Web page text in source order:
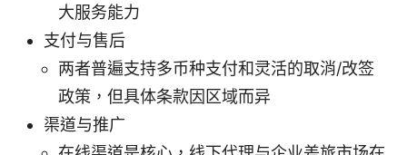
大服务能力
支付与售后
两者普遍支持多币种支付和灵活的取消/改签
政策，但具体条款因区域而异
渠道与推广